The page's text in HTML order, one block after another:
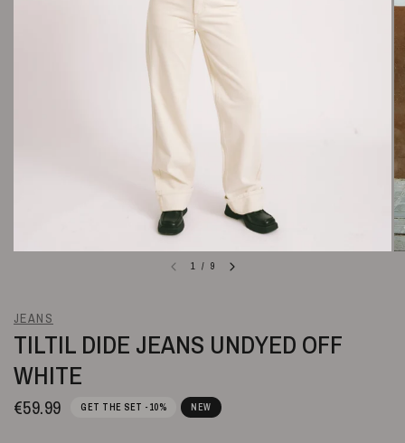
1 / 9
JEANS
TILTIL DIDE JEANS UNDYED OFF
WHITE
€59.99 GET THE SET -10% NEW